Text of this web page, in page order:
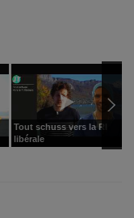
Tout schuss vers la RI
libérale